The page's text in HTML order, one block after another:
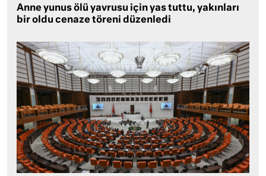
Anne yunus ölü yavrusu için yas tuttu, yakınları
bir oldu cenaze töreni düzenledi